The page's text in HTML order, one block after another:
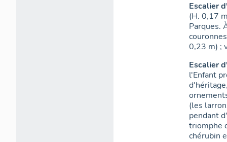
Escalier
(H. 0,17
Parques.
0,23 m) ;
Escalier
l'Enfant
(les
pendant
triomphe
chérubin